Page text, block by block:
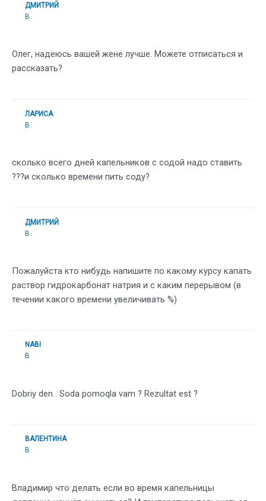
ДМИТРИЙ
В
Олег, надеюсь вашей жене лучше. Можете отписаться и
рассказать?
ЛАРИСА
В
сколько всего дней капельников с содой надо ставить
???и сколько времени пить соду?
ДМИТРИЙ
В
Пожалуйста кто нибудь напишите по какому курсу капать
раствор гидрокарбонат натрия и с каким перерывом (в
течении какого времени увеличивать %)
NABI
В
Dobriy den . Soda pomoqla vam ? Rezultat est ?
ВАЛЕНТИНА
В
Владимир что делать если во время капельницы